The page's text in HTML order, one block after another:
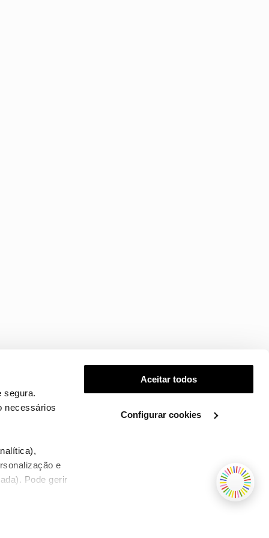
segura.
necessários
e
Pode gerir
Aceitar todos
Configurar cookies